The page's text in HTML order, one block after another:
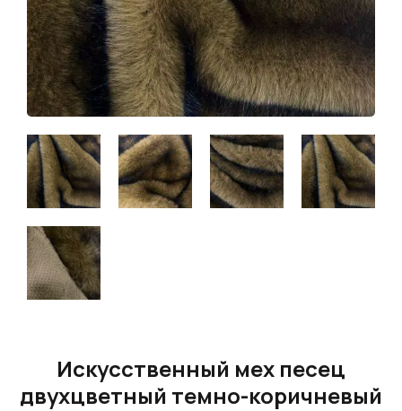
Искусственный мех песец
двухцветный темно-коричневый